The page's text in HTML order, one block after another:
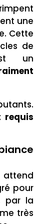
une
Cette
de
un
requis
pour
par la
très